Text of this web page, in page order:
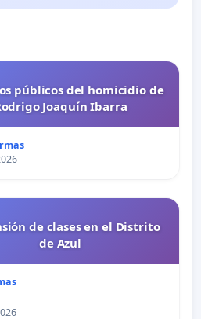
públicos del homicidio de
Joaquín Ibarra
de clases en el Distrito
de Azul